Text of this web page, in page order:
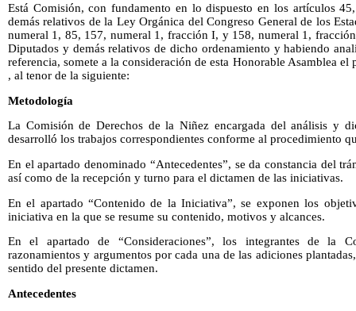
Está Comisión, con fundamento en lo dispuesto en los artículos
demás relativos de la Ley Orgánica del Congreso General de los
numeral 1, 85, 157, numeral 1, fracción I, y 158, numeral 1,
Diputados y demás relativos de dicho ordenamiento y habiendo
referencia, somete a la consideración de esta Honorable Asamblea el
, al tenor de la siguiente:
Metodología
La Comisión de Derechos de la Niñez encargada del análisis y
desarrolló los trabajos correspondientes conforme al procedimiento
En el apartado denominado “Antecedentes”, se da constancia del
así como de la recepción y turno para el dictamen de las iniciativas.
En el apartado “Contenido de la Iniciativa”, se exponen los
iniciativa en la que se resume su contenido, motivos y alcances.
En el apartado de “Consideraciones”, los integrantes de la
razonamientos y argumentos por cada una de las adiciones
sentido del presente dictamen.
Antecedentes